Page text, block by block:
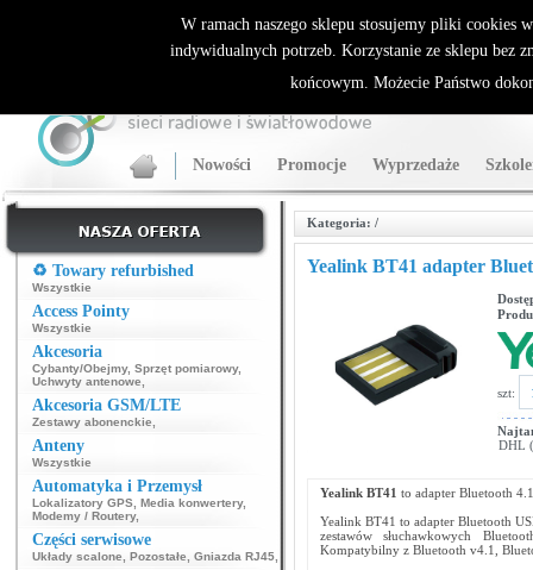
ALLNET.PL Sieci bezprzewodowe - generalny dystrybutor Sparklan
Nowości Promocje Wyprzedaże
♻️ Towary refurbished
Wszystkie
Access Pointy
Wszystkie
Akcesoria
Cybanty/Obejmy, Sprzęt pomiarowy,
Uchwyty antenowe
Akcesoria GSM/LTE
Zestawy abonenckie
Anteny
Wszystkie
Automatyka i Przemysł
Lokalizatory GPS Media konwertery,
Modemy / Routery,
Części serwisowe
Układy scalone Pozostałe Gniazda RJ45
Kategoria: /
Yealink BT41 adapter
szt:
DHL
Yealink BT41 to adapter Bluetooth
Yealink BT41 to adapter Bluetooth
zestawów słuchawkowych
Kompatybilny z Bluetooth v4.1,
W ramach naszego sklepu stosujemy pliki cookies
indywidualnych potrzeb. Korzystanie ze sklepu bez
końcowym. Możecie Państwo